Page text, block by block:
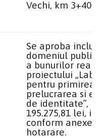
Vechi, km 3+400
Se aproba
domeniul public
a bunurilor
proiectului
pentru primirea,
prelucrarea si
de identitate”,
195.275,81 lei,
conform anexei
hotarare.